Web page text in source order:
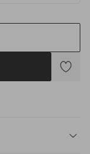
Lägg